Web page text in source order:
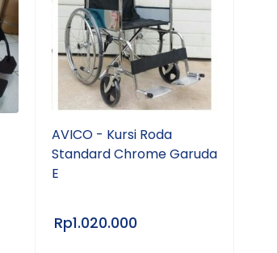
AVICO - Kursi Roda
Standard Chrome Garuda
E
Rp1.020.000